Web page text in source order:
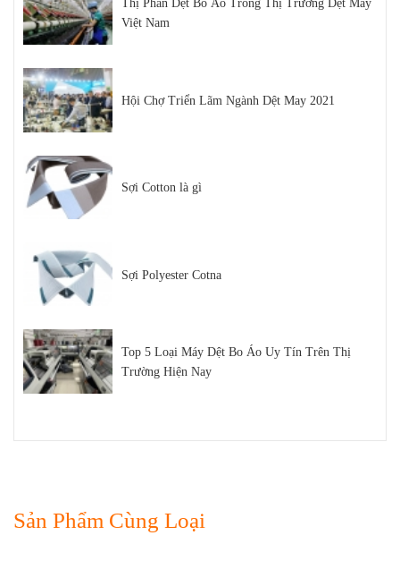
Thị Phần Dệt Bo Áo Trong Thị Trường Dệt May
Việt Nam
Hội Chợ Triển Lãm Ngành Dệt May 2021
Sợi Cotton là gì
Sợi Polyester Cotna
Top 5 Loại Máy Dệt Bo Áo Uy Tín Trên Thị
Trường Hiện Nay
Sản Phẩm Cùng Loại